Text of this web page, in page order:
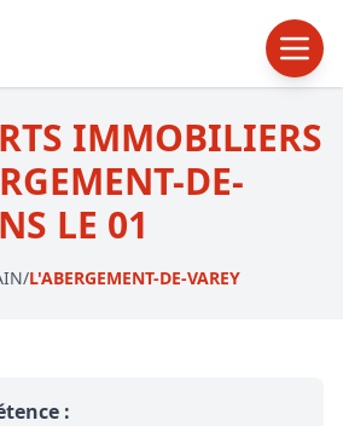
IMMOBILIERS
DE-
LE 01
/L'ABERGEMENT-DE-VAREY
: